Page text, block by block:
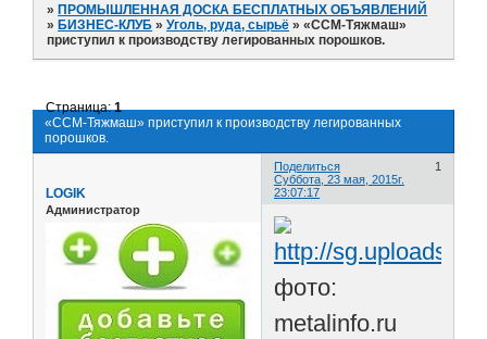
»ПРОМЫШЛЕННАЯ ДОСКА БЕСПЛАТНЫХ ОБЪЯВЛЕНИЙ
»БИЗНЕС-КЛУБ »Уголь, руда, сырьё »«ССМ-Тяжмаш»
приступил к производству легированных порошков.
«ССМ-Тяжмаш» приступил к производству легированных
порошков.
Страница:1
Поделиться
1
Суббота, 23 мая, 2015г.
23:07:17
LOGIK
Администратор
фото:
metalinfo.ru